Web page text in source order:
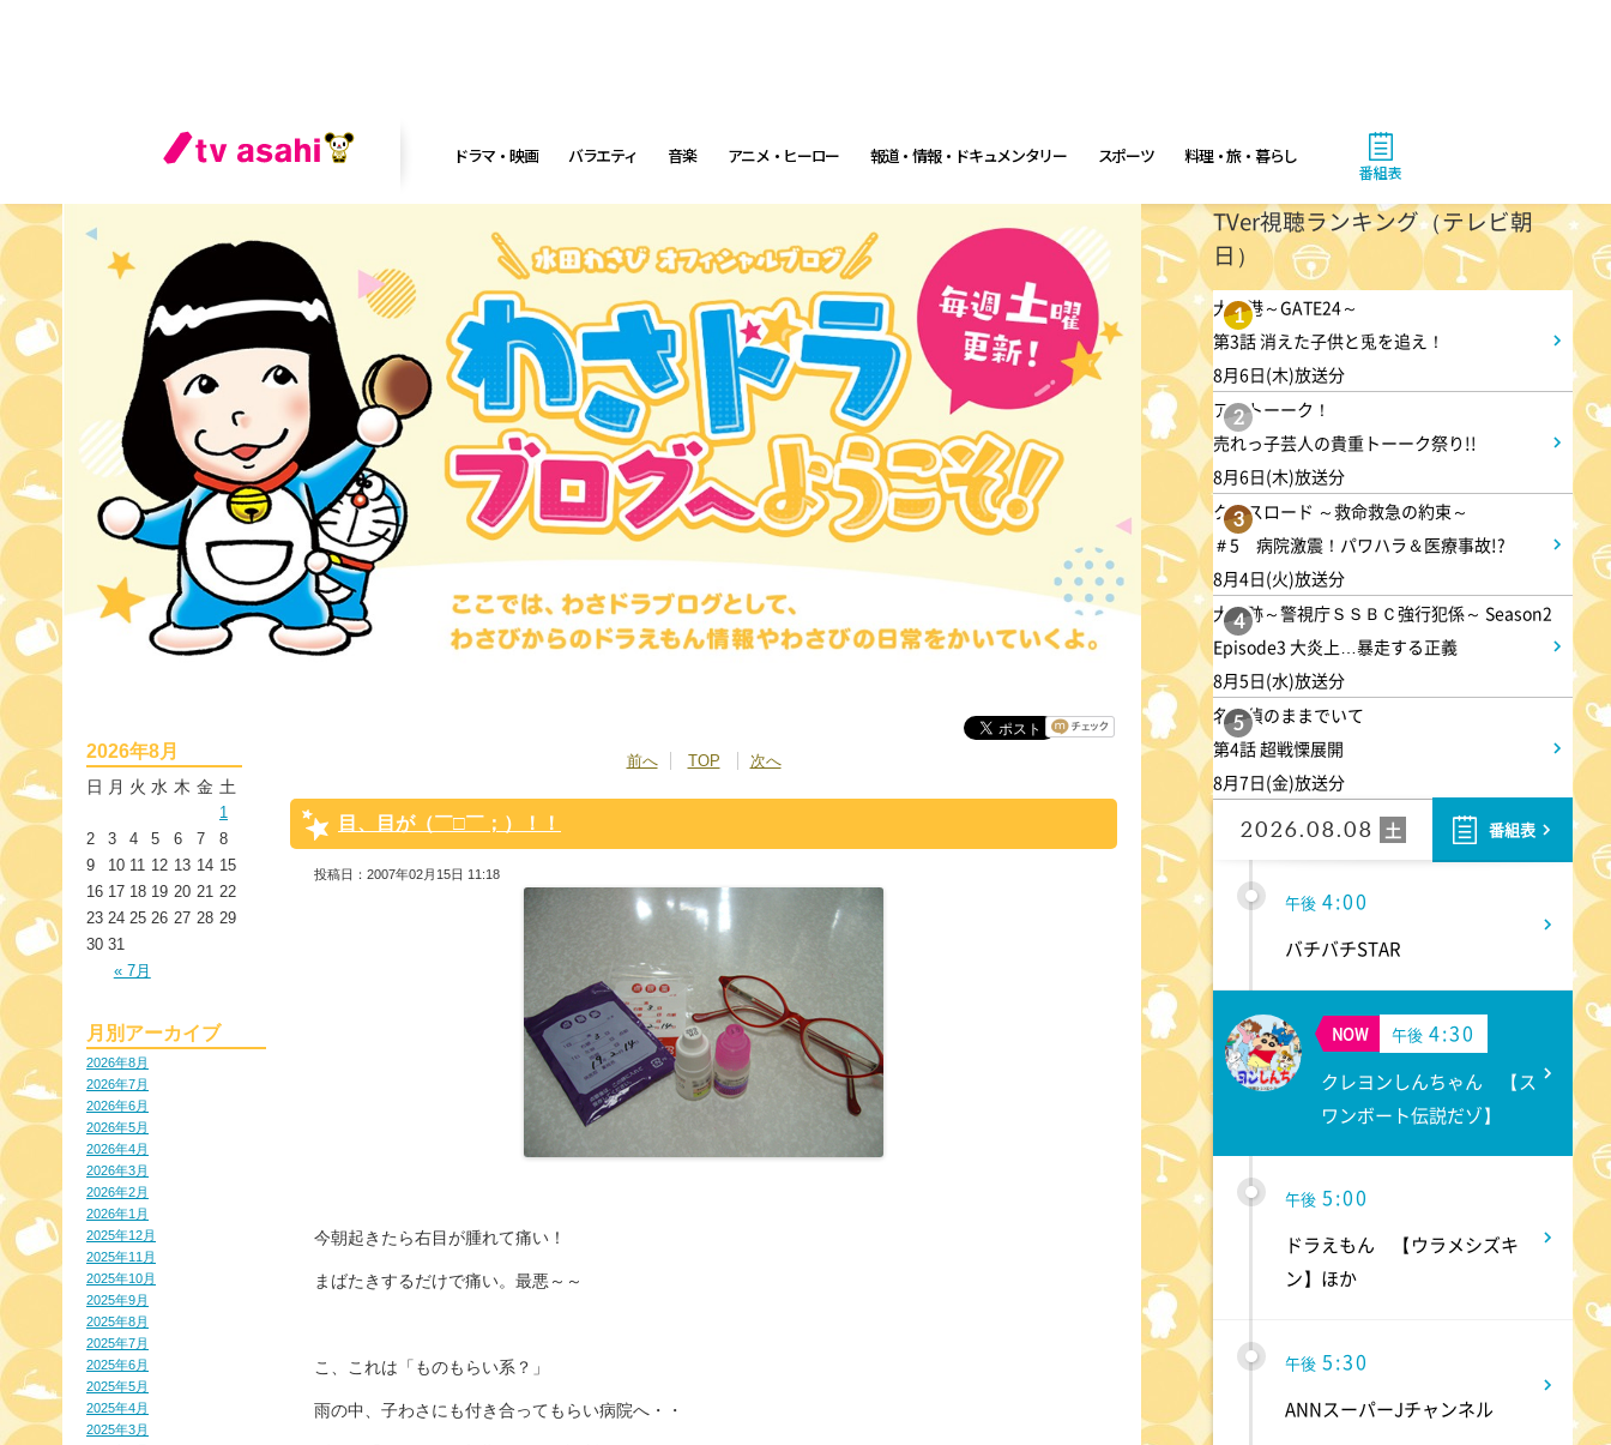
ドラマ・映画 バラエティ 音楽 アニメ・ヒーロー 報道・情報・ドキュメンタリー スポーツ 料理・旅・暮らし
番組表
2026年8月
日 月 火 水 木 金 土
1
2
3 4 5 6 7
8
9
10 11 12 13 14 15
16 17 18 19 20 21 22
23 24 25 26 27 28 29
30 31
« 7月
月別アーカイブ
2026年8月
2026年7月
2026年6月
2026年5月
2026年4月
2026年3月
2026年2月
2026年1月
2025年12月
2025年11月
2025年10月
2025年9月
2025年8月
2025年7月
2025年6月
2025年5月
2025年4月
2025年3月
前へ TOP 次へ
目、目が（￣□￣；）！！
投稿日：2007年02月15日 11:18
今朝起きたら右目が腫れて痛い！
まばたきするだけで痛い。最悪～～
こ、これは「ものもらい系？」
雨の中、子わさにも付き合ってもらい病院へ・・
TVer視聴ランキング（テレビ朝
日）
1
大空港～GATE24～
第3話 消えた子供と兎を追え！
8月6日(木)放送分
2
アメトーーク！
売れっ子芸人の貴重トーーク祭り!!
8月6日(木)放送分
3
クロスロード ～救命救急の約束～
＃5 病院激震！パワハラ＆医療事故!?
8月4日(火)放送分
4
大追跡～警視庁ＳＳＢＣ強行犯係～ Season2
Episode3 大炎上…暴走する正義
8月5日(水)放送分
5
名探偵のままでいて
第4話 超戦慄展開
8月7日(金)放送分
2026.08.08 土 番組表
10:30
買いドキ!生放送ショッピン
グ 期間限定商品を手にする大
チャンス!お見逃しなく!
午前 11:00
ワイド!スクランブル サタデ
ー
午後 1:30
八村塁スペシャルマッチ
BLACK SAMURAI SUMMIT
午後 3:30
なにわ男子の逆転男子 高橋恭
平の休日に密着!呼び出した仲
良しのある人とは!?
午後 4:00
バチバチSTAR
NOW 午後 4:30
クレヨンしんちゃん 【ス
ワンボート伝説だゾ】
午後 5:00
ドラえもん 【ウラメシズキ
ン】ほか
午後 5:30
ANNスーパーJチャンネル